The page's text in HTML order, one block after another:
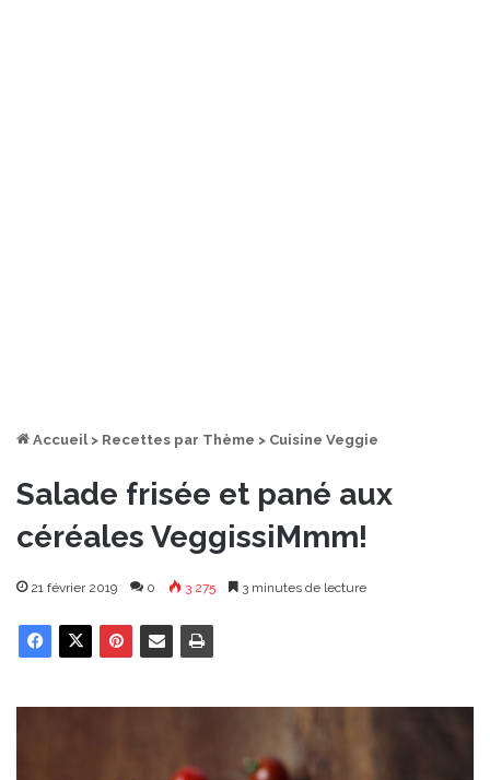
Accueil > Recettes par Thème > Cuisine Veggie
Salade frisée et pané aux
céréales VeggissiMmm!
21 février 2019 0 3 275 3 minutes de lecture